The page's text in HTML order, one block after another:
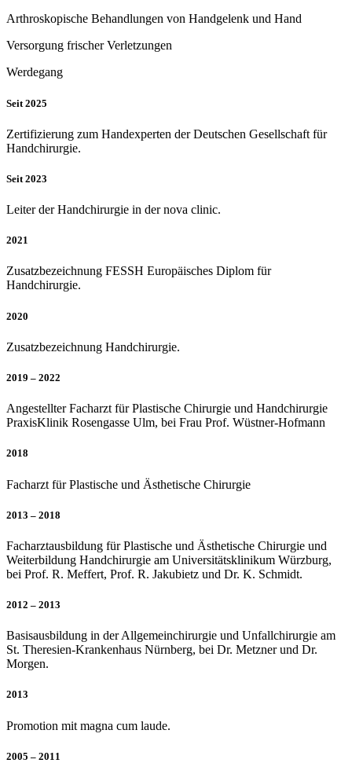
Arthroskopische Behandlungen von Handgelenk und Hand
Versorgung frischer Verletzungen
Werdegang
Seit 2025
Zertifizierung zum Handexperten der Deutschen Gesellschaft für
Handchirurgie.
Seit 2023
Leiter der Handchirurgie in der nova clinic.
2021
Zusatzbezeichnung FESSH Europäisches Diplom für
Handchirurgie.
2020
Zusatzbezeichnung Handchirurgie.
2019 – 2022
Angestellter Facharzt für Plastische Chirurgie und Handchirurgie
PraxisKlinik Rosengasse Ulm, bei Frau Prof. Wüstner-Hofmann
2018
Facharzt für Plastische und Ästhetische Chirurgie
2013 – 2018
Facharztausbildung für Plastische und Ästhetische Chirurgie und
Weiterbildung Handchirurgie am Universitätsklinikum Würzburg,
bei Prof. R. Meffert, Prof. R. Jakubietz und Dr. K. Schmidt.
2012 – 2013
Basisausbildung in der Allgemeinchirurgie und Unfallchirurgie am
St. Theresien-Krankenhaus Nürnberg, bei Dr. Metzner und Dr.
Morgen.
2013
Promotion mit magna cum laude.
2005 – 2011